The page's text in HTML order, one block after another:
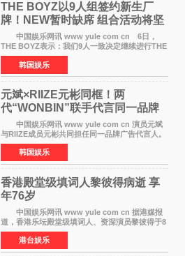
THE BOYZ以9人组签约新生厂
牌！NEW暂时缺席 组合活动将坚
定不移继续
中国娱乐网讯 www yule com cn 6日，
THE BOYZ表示：我们9人一致决定继续进行THE
BOYZ组合活动，并且已经完成了组合团体活动
签约。目前正在新生厂牌下进行活动准备。尚未
离开THE BOYZ原所
韩国娱乐
元斌×RIIZE元彬同框！两
代“WONBIN”联手代言同一品牌
颜值天花板合体
中国娱乐网讯 www yule com cn 演员元斌
与RIIZE成员元彬共同担任同一品牌广告代言人。
6日据独家报道，继演员元斌之后，RIIZE元彬最
近也被选为某在线中介平台A公司的共同广告代言
人，两人将作
韩国娱乐
香港殿堂级填词人黎彼得病逝 享
年76岁​
中国娱乐网讯 www yule com cn 据港媒报
道，香港乐坛殿堂级填词人、资深演员黎彼得于8
月5日上午因病离世，终年76岁。好友钟志光透
露，黎彼得今年3月中风后便卧床休养，身体机能
持续衰退，最
港台娱乐